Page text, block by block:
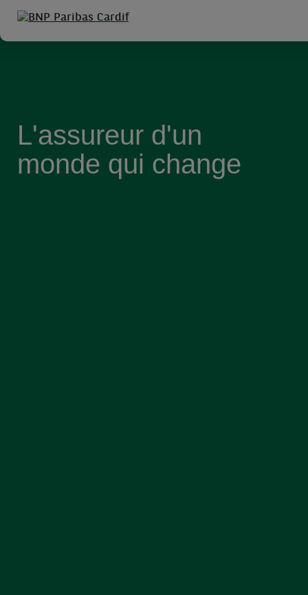
L'assureur d'un monde qui change
L'assureur d'un
monde qui change